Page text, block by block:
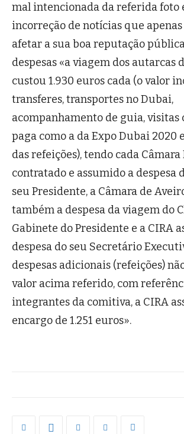
mal intencionada da referida foto
incorreção de notícias que
afetar a sua boa reputação
despesas «a viagem dos autarcas
custou 1.930 euros cada (o valor
transferes, transportes no Dubai,
acompanhamento de guia, visitas
paga como a da Expo Dubai 2020
das refeições), tendo cada
contratado e assumido a despesa
seu Presidente, a Câmara de
também a despesa da viagem do
Gabinete do Presidente e a CIRA
despesa do seu Secretário
despesas adicionais (refeições)
valor acima referido, com
integrantes da comitiva, a CIRA
encargo de 1.251 euros».